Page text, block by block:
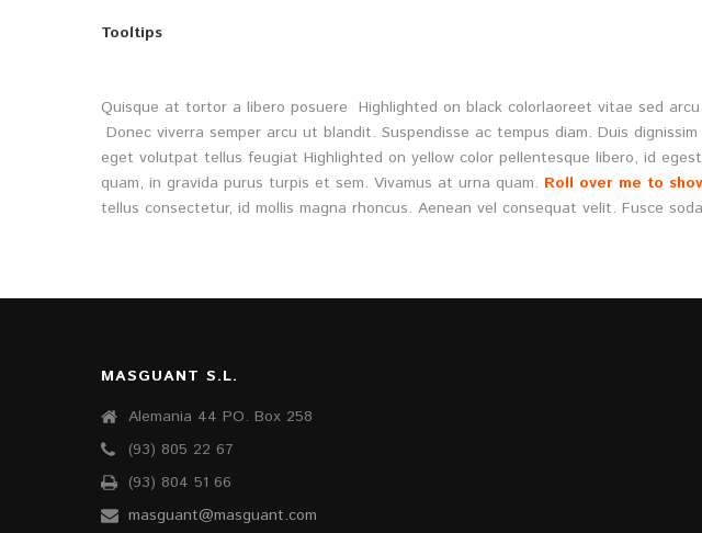
Tooltips
Quisque at tortor a libero posuere Highlighted on black colorlaoreet vitae sed
Donec viverra semper arcu ut blandit. Suspendisse ac tempus diam. Duis
eget volutpat tellus feugiat Highlighted on yellow color pellentesque libero, id
quam, in gravida purus turpis et sem. Vivamus at urna quam. Roll over me to
tellus consectetur, id mollis magna rhoncus. Aenean vel consequat velit. Fusce
MASGUANT S.L.
Alemania 44 PO. Box 258
(93) 805 22 67
(93) 804 51 66
masguant@masguant.com